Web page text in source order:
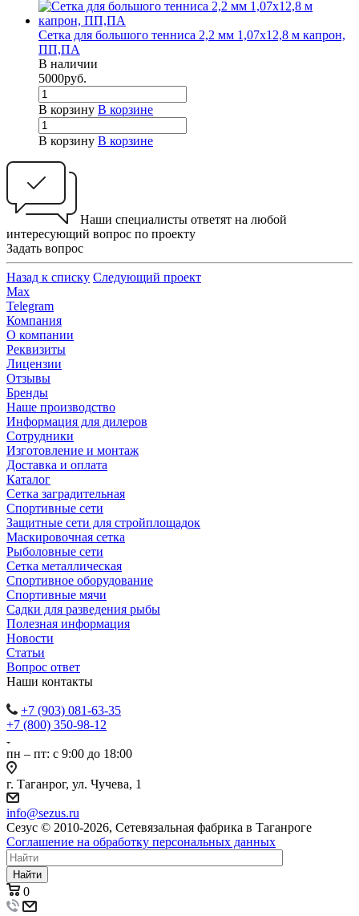
Сетка для большого тенниса 2,2 мм 1,07х12,8 м капрон,
ПП,ПА
В наличии
5000руб.
В корзину В корзине
В корзину В корзине
Наши специалисты ответят на любой
интересующий вопрос по проекту
Задать вопрос
Назад к списку Следующий проект
Max
Telegram
Компания
О компании
Реквизиты
Лицензии
Отзывы
Бренды
Наше производство
Информация для дилеров
Сотрудники
Изготовление и монтаж
Доставка и оплата
Каталог
Сетка заградительная
Спортивные сети
Защитные сети для стройплощадок
Маскировочная сетка
Рыболовные сети
Сетка металлическая
Спортивное оборудование
Спортивные мячи
Садки для разведения рыбы
Полезная информация
Новости
Статьи
Вопрос ответ
Наши контакты
+7 (903) 081-63-35
+7 (800) 350-98-12
пн – пт: с 9:00 до 18:00
г. Таганрог, ул. Чучева, 1
info@sezus.ru
Сезус © 2010-2026, Сетевязальная фабрика в Таганроге
Соглашение на обработку персональных данных
Найти
0